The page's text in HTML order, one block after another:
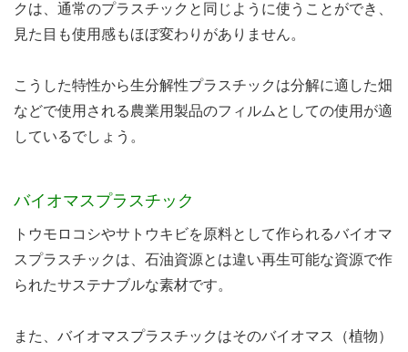
クは、通常のプラスチックと同じように使うことができ、
見た目も使用感もほぼ変わりがありません。
こうした特性から生分解性プラスチックは分解に適した畑
などで使用される農業用製品のフィルムとしての使用が適
しているでしょう。
バイオマスプラスチック
トウモロコシやサトウキビを原料として作られるバイオマ
スプラスチックは、石油資源とは違い再生可能な資源で作
られたサステナブルな素材です。
また、バイオマスプラスチックはそのバイオマス（植物）